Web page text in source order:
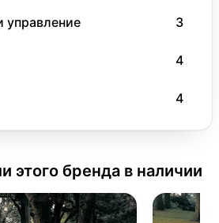
управление 3
4
4
этого бренда в наличии